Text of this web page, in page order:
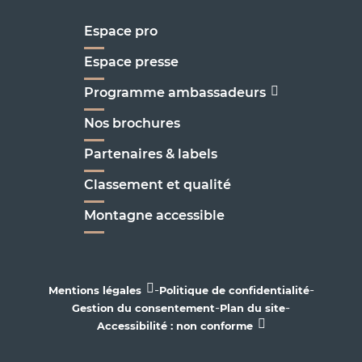
Espace pro
Espace presse
Programme ambassadeurs
Nos brochures
Partenaires & labels
Classement et qualité
Montagne accessible
Mentions légales -Politique de confidentialité-
Gestion du consentement-Plan du site-
Accessibilité : non conforme